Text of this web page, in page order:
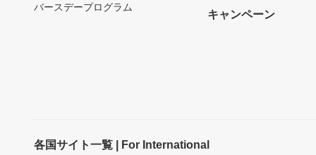
バースデープログラム
キャンペーン
各国サイト一覧 | For International